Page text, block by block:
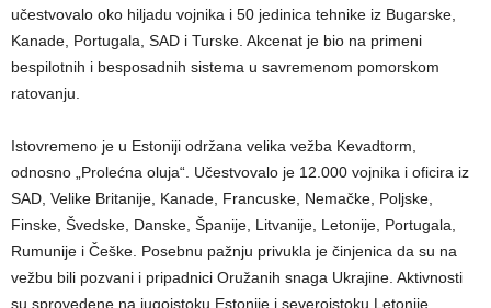
učestvovalo oko hiljadu vojnika i 50 jedinica tehnike iz Bugarske,
Kanade, Portugala, SAD i Turske. Akcenat je bio na primeni
bespilotnih i besposadnih sistema u savremenom pomorskom
ratovanju.
Istovremeno je u Estoniji održana velika vežba Kevadtorm,
odnosno „Prolećna oluja“. Učestvovalo je 12.000 vojnika i oficira iz
SAD, Velike Britanije, Kanade, Francuske, Nemačke, Poljske,
Finske, Švedske, Danske, Španije, Litvanije, Letonije, Portugala,
Rumunije i Češke. Posebnu pažnju privukla je činjenica da su na
vežbu bili pozvani i pripadnici Oružanih snaga Ukrajine. Aktivnosti
su sprovedene na jugoistoku Estonije i severoistoku Letonije,